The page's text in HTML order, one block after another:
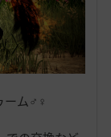
ーム♂♀